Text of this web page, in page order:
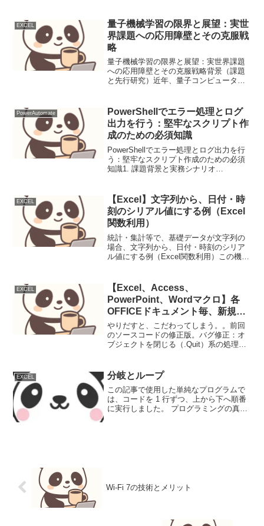
EXCEL
量子機械学習の限界と展望：実世
界課題への応用障壁とその克服戦
略
量子機械学習の限界と展望：実世界課題
への応用障壁とその克服戦略背景（課題
と先行研究）近年、量子コンピュータの
して注目されています。Shorのアルゴリ
ズムやGrover...
PowerAutomate
PowerShellでエラー処理とログ
出力を行う：堅牢なスクリプト作
成のための必須知識
PowerShellでエラー処理とログ出力を行
う：堅牢なスクリプト作成のための必須
知識1. 課題背景と実務シナリオ
く利用されています。しかし、スクリプ
ト実行中に...
EXCEL
【Excel】文字列から、日付・時
刻のシリアル値にする例（Excel
関数利用）
統計・集計等で、基礎データが文字列の
場合、文字列から、日付・時刻のシリア
ル値にする例（Excel関数利用）この機能
を使って１データ毎に変換を駆使する作
りよりも、高速...
EXCEL
【Excel、Access、
PowerPoint、Wordマクロ】各
OFFICEドキュメント毎、新規作
成を行うマクロのサンプル一覧
２ バグ修正 コンパイルオプシ
ョンで参照設定のスイッチフラグ
やりだすと、こだわってしまう。。前回
のソースコードの修正版。バグ修正：オ
ブジェクトを閉じる（.Quit）系の処理が
い。。。機能追加：コンパイルオプショ
ンで参照設定のスイッチフラグ追加こ...
EXCEL 分岐とループ
この記事で使用した単純なプログラムで
は、コードを 1 行ずつ、上から下へ順番
に実行しました。 プログラミングの真価
Wi-Fi 7の技術とメリット